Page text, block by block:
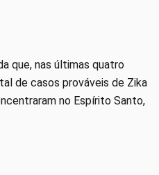
que, nas últimas quatro
de casos prováveis de Zika
no Espírito Santo,